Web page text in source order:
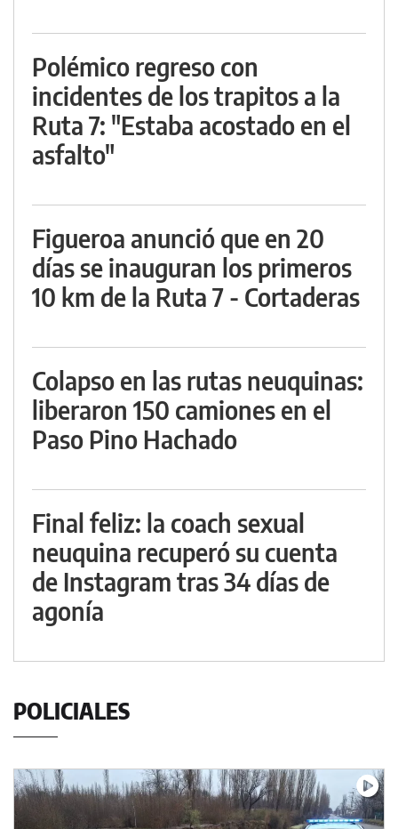
Polémico regreso con
incidentes de los trapitos a la
Ruta 7: "Estaba acostado en el
asfalto"
Figueroa anunció que en 20
días se inauguran los primeros
10 km de la Ruta 7 - Cortaderas
Colapso en las rutas neuquinas:
liberaron 150 camiones en el
Paso Pino Hachado
Final feliz: la coach sexual
neuquina recuperó su cuenta
de Instagram tras 34 días de
agonía
POLICIALES